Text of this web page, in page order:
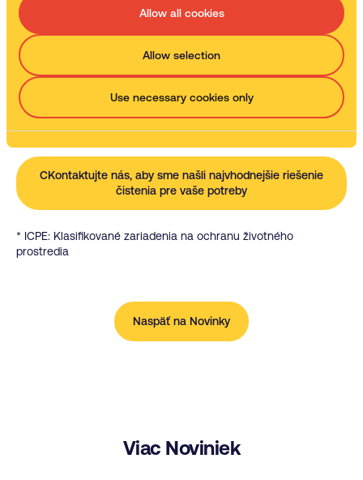
Allow all cookies
Allow selection
Use necessary cookies only
Ochrana životného prostredia
Naše riešenia na báze vody, bez C.O.V. a ultrazvuková
technológia nahradila nádrž na kyselinu a sú šetrné k
životnému prostrediu, sú tiež klasifikované ako zdravotne
nezávadné a spĺňajú aktuálne predpisy.
Ochrana životného prostredia je záväzkom spoločnosti Delta
Café, ktorá je tiež zapojená do procesu udržateľných
podnikateľských praktík v prospech ohľaduplnosti k životnému
prostrediu.
CKontaktujte nás, aby sme našli najvhodnejšie riešenie
čistenia pre vaše potreby
* ICPE: Klasifikované zariadenia na ochranu životného
prostredia
Naspäť na Novinky
Viac Noviniek